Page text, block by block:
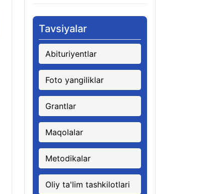
Tavsiyalar
Abituriyentlar
Foto yangiliklar
Grantlar
Maqolalar
Metodikalar
Oliy ta'lim tashkilotlari